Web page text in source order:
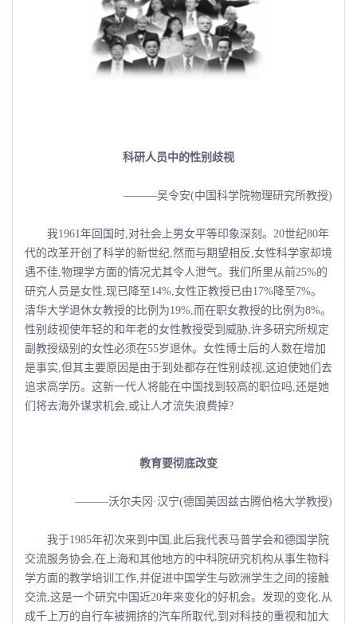
科研人员中的性别歧视
———吴令安(中国科学院物理研究所教授)
我1961年回国时,对社会上男女平等印象深刻。20世纪80年
代的改革开创了科学的新世纪,然而与期望相反,女性科学家却境
遇不佳,物理学方面的情况尤其令人泄气。我们所里从前25%的
研究人员是女性,现已降至14%,女性正教授已由17%降至7%。
清华大学退休女教授的比例为19%,而在职女教授的比例为8%。
性别歧视使年轻的和年老的女性教授受到威胁,许多研究所规定
副教授级别的女性必须在55岁退休。女性博士后的人数在增加
是事实,但其主要原因是由于到处都存在性别歧视,这迫使她们去
追求高学历。这新一代人将能在中国找到较高的职位吗,还是她
们将去海外谋求机会,或让人才流失浪费掉?
教育要彻底改变
———沃尔夫冈·汉宁(德国美因兹古腾伯格大学教授)
我于1985年初次来到中国,此后我代表马普学会和德国学院
交流服务协会,在上海和其他地方的中科院研究机构从事生物科
学方面的教学培训工作,并促进中国学生与欧洲学生之间的接触
交流,这是一个研究中国近20年来变化的好机会。发现的变化,从
成千上万的自行车被拥挤的汽车所取代,到对科技的重视和加大